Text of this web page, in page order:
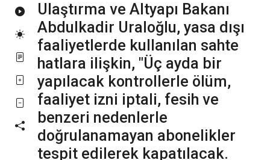
Ulaştırma ve Altyapı Bakanı
Abdulkadir Uraloğlu, yasa dışı
faaliyetlerde kullanılan sahte
hatlara ilişkin, "Üç ayda bir
yapılacak kontrollerle ölüm,
faaliyet izni iptali, fesih ve
benzeri nedenlerle
doğrulanamayan abonelikler
tespit edilerek kapatılacak.